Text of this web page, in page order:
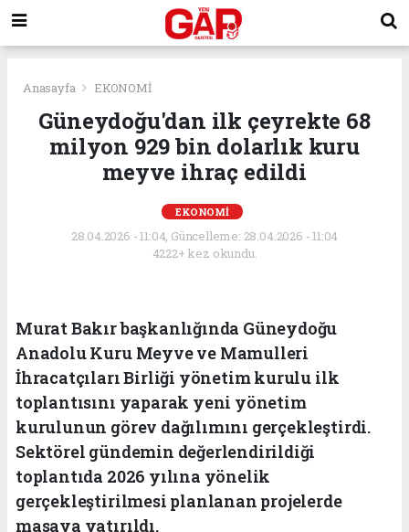
Anasayfa EKONOMİ
Güneydoğu'dan ilk çeyrekte 68
milyon 929 bin dolarlık kuru
meyve ihraç edildi
EKONOMİ
28.04.2026 - 11:04, Güncelleme: 28.04.2026 - 11:04
4222+ kez okundu.
Murat Bakır başkanlığında Güneydoğu
Anadolu Kuru Meyve ve Mamulleri
İhracatçıları Birliği yönetim kurulu ilk
toplantısını yaparak yeni yönetim
kurulunun görev dağılımını gerçekleştirdi.
Sektörel gündemin değerlendirildiği
toplantıda 2026 yılına yönelik
gerçekleştirilmesi planlanan projelerde
masaya yatırıldı.